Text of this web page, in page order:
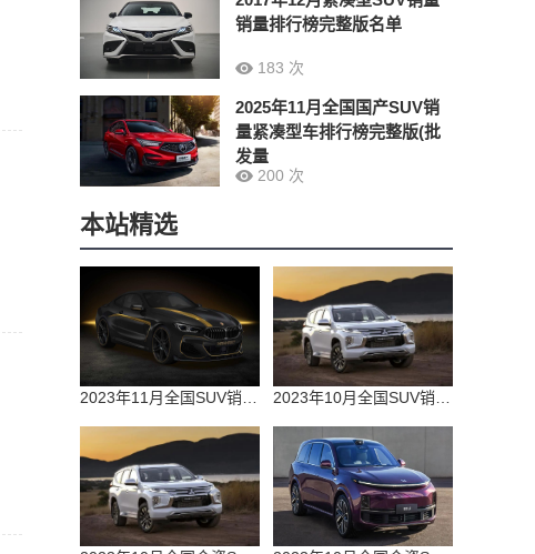
销量排行榜完整版名单
183 次
2025年11月全国国产SUV销
量紧凑型车排行榜完整版(批
发量
200 次
本站精选